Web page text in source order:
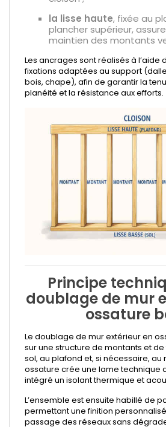
la lisse haute, fixée au
plancher supérieur,
maintien des montants
Les ancrages sont réalisés à l’aide
fixations adaptées au support
bois, chape), afin de garantir la
planéité et la résistance aux efforts.
Principe
doublage de mur
ossature
Le doublage de mur extérieur en
sur une structure de montants et
sol, au plafond et, si nécessaire, au
ossature crée une lame technique
intégré un isolant thermique et
L’ensemble est ensuite habillé de
permettant une finition
passage des réseaux sans